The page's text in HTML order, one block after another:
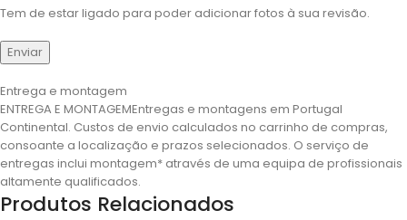
Tem de estar ligado para poder adicionar fotos à sua revisão.
Entrega e montagem
ENTREGA E MONTAGEMEntregas e montagens em Portugal
Continental. Custos de envio calculados no carrinho de compras,
consoante a localização e prazos selecionados. O serviço de
entregas inclui montagem* através de uma equipa de profissionais
altamente qualificados.
Produtos Relacionados